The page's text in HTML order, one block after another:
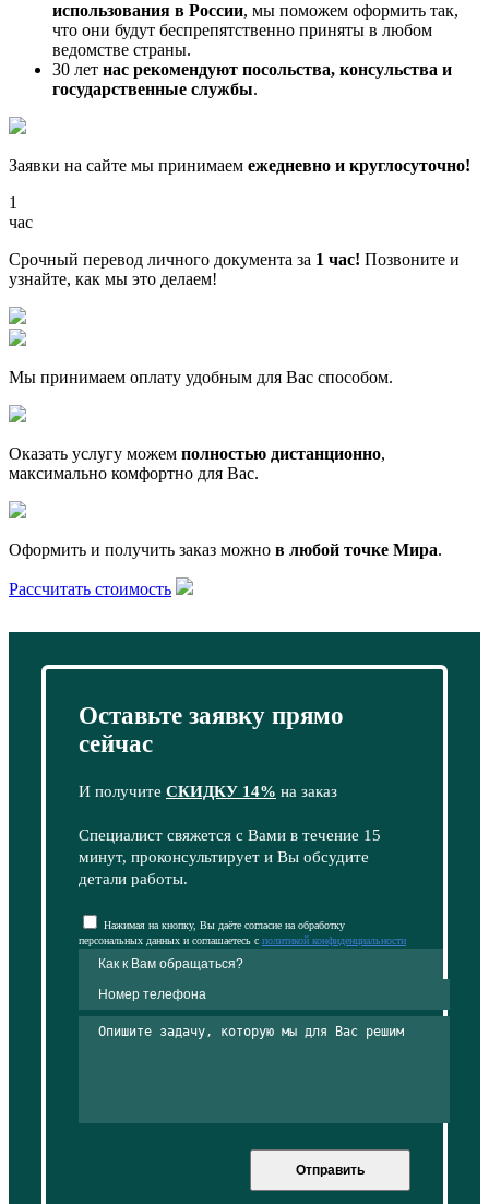
использования в России, мы поможем оформить так,
что они будут беспрепятственно приняты в любом
ведомстве страны.
30 лет нас рекомендуют посольства, консульства и
государственные службы.
Заявки на сайте мы принимаем ежедневно и круглосуточно!
1
час
Срочный перевод личного документа за 1 час! Позвоните и
узнайте, как мы это делаем!
Мы принимаем оплату удобным для Вас способом.
Оказать услугу можем полностью дистанционно,
максимально комфортно для Вас.
Оформить и получить заказ можно в любой точке Мира.
Рассчитать стоимость
Оставьте заявку прямо
сейчас
И получите СКИДКУ 14% на заказ
Специалист свяжется с Вами в течение 15
минут, проконсультирует и Вы обсудите
детали работы.
Нажимая на кнопку, Вы даёте согласие на обработку
персональных данных и соглашаетесь с политикой конфиденциальности
Отправить